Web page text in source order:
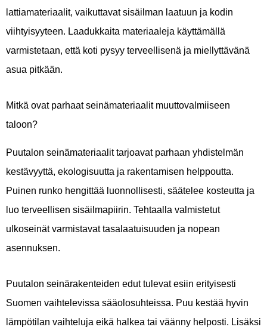
lattiamateriaalit, vaikuttavat sisäilman laatuun ja kodin
viihtyisyyteen. Laadukkaita materiaaleja käyttämällä
varmistetaan, että koti pysyy terveellisenä ja miellyttävänä
asua pitkään.
Mitkä ovat parhaat seinämateriaalit muuttovalmiiseen
taloon?
Puutalon seinämateriaalit tarjoavat parhaan yhdistelmän
kestävyyttä, ekologisuutta ja rakentamisen helppoutta.
Puinen runko hengittää luonnollisesti, säätelee kosteutta ja
luo terveellisen sisäilmapiirin. Tehtaalla valmistetut
ulkoseinät varmistavat tasalaatuisuuden ja nopean
asennuksen.
Puutalon seinärakenteiden edut tulevat esiin erityisesti
Suomen vaihtelevissa sääolosuhteissa. Puu kestää hyvin
lämpötilan vaihteluja eikä halkea tai väänny helposti. Lisäksi